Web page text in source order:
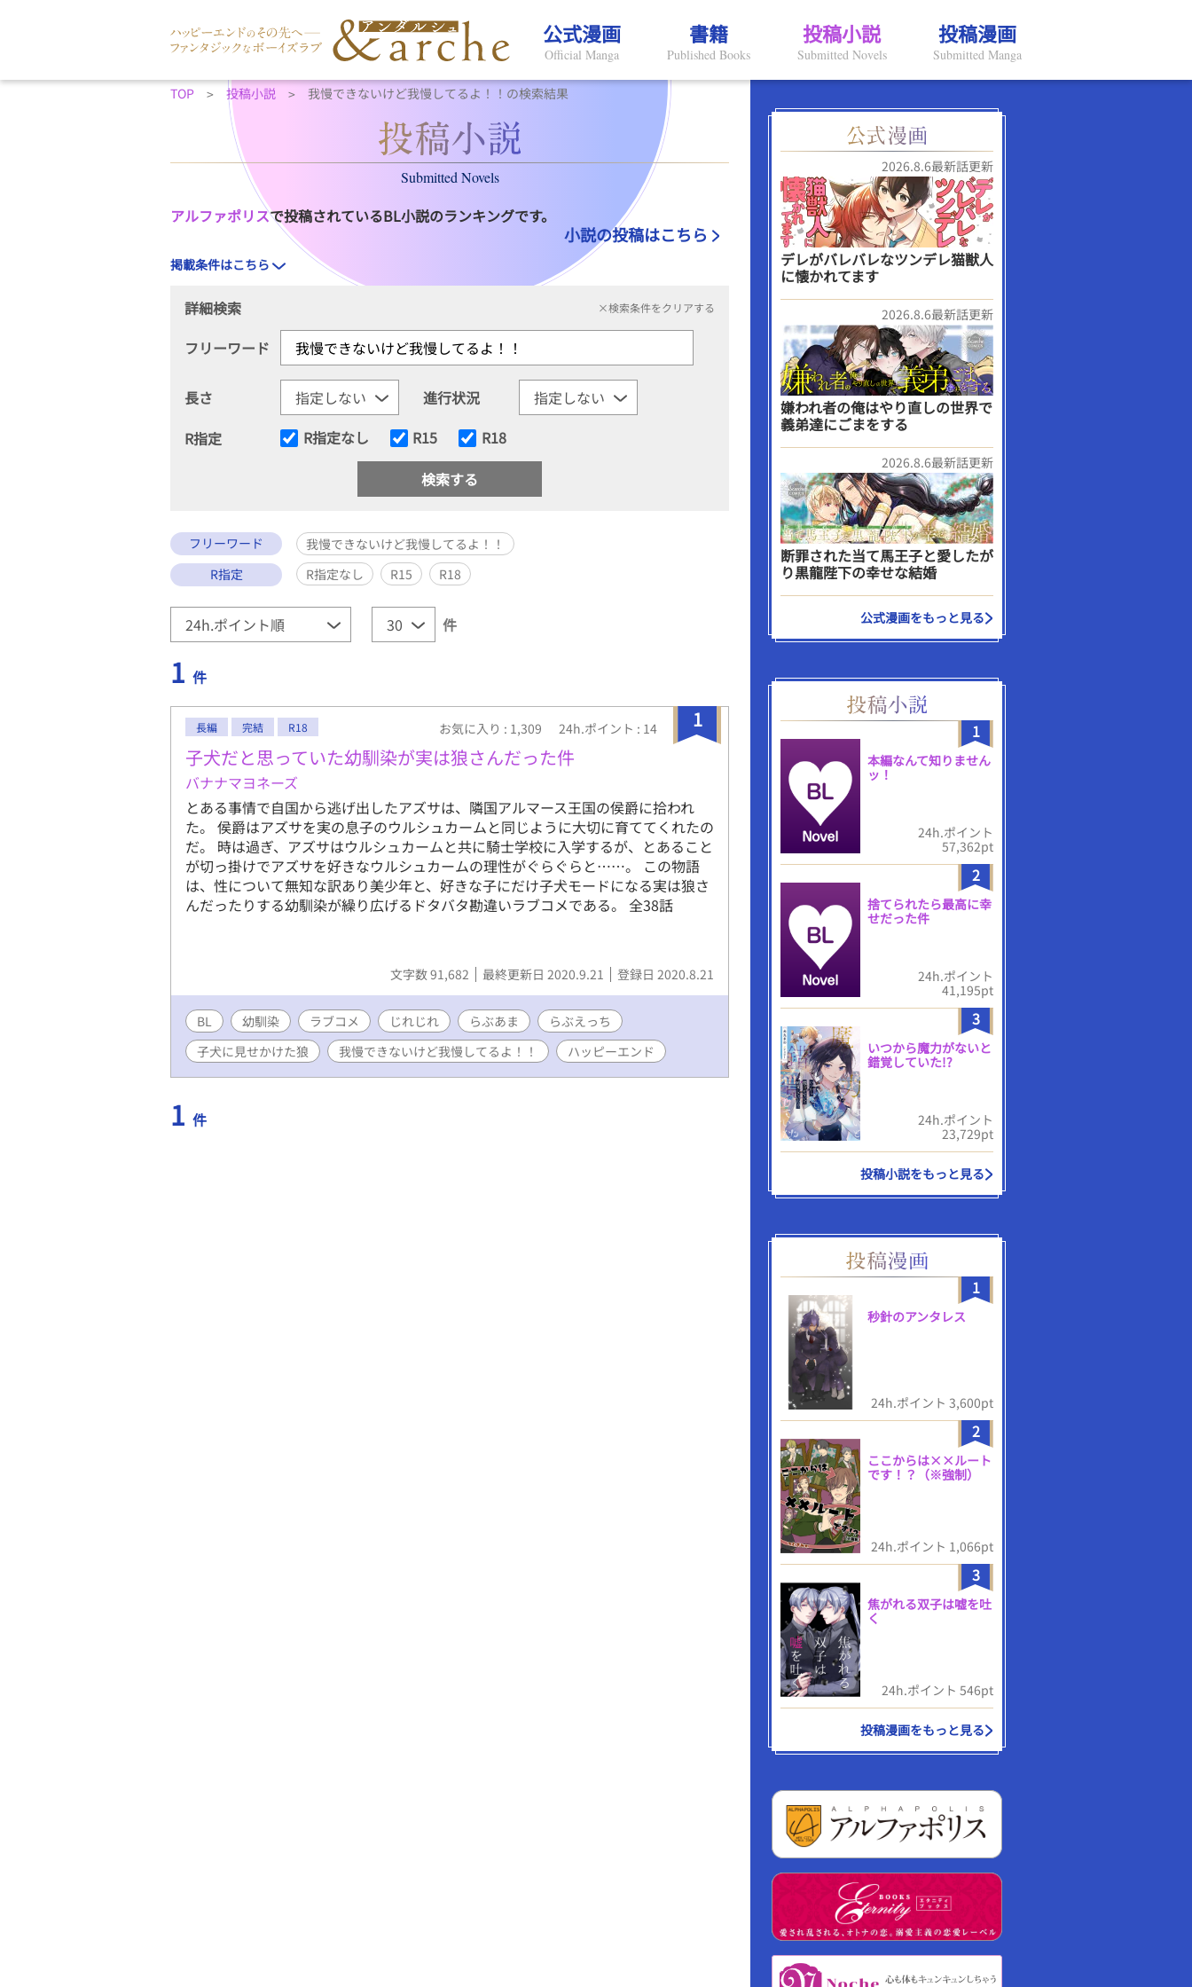
公式漫画
Official Manga
書籍
Published Books
投稿小説
Submitted Novels
投稿漫画
Submitted Manga
TOP 投稿小説 我慢できないけど我慢してるよ！！の検索結果
Submitted Novels
アルファポリスで投稿されているBL小説のランキングです。
小説の投稿はこちら
掲載条件はこちら
詳細検索 ×検索条件をクリアする
フリーワード
長さ
進行状況
R指定
R指定なし R15 R18
フリーワード
我慢できないけど我慢してるよ！！
R指定
R指定なし R15 R18
件
1 件
1
長編 完結 R18 お気に入り : 1,309 24h.ポイント : 14
子犬だと思っていた幼馴染が実は狼さんだった件
バナナマヨネーズ
とある事情で自国から逃げ出したアズサは、隣国アルマース王国の侯爵に拾われ
た。 侯爵はアズサを実の息子のウルシュカームと同じように大切に育ててくれたの
だ。 時は過ぎ、アズサはウルシュカームと共に騎士学校に入学するが、とあること
が切っ掛けでアズサを好きなウルシュカームの理性がぐらぐらと……。 この物語
は、性について無知な訳あり美少年と、好きな子にだけ子犬モードになる実は狼さ
んだったりする幼馴染が繰り広げるドタバタ勘違いラブコメである。 全38話
文字数 91,682 最終更新日 2020.9.21 登録日 2020.8.21
BL 幼馴染 ラブコメ じれじれ らぶあま
らぶえっち
子犬に見せかけた狼
我慢できないけど我慢してるよ！！ ハッピーエンド
1 件
2026.8.6最新話更新
デレがバレバレなツンデレ猫獣人
に懐かれてます
2026.8.6最新話更新
嫌われ者の俺はやり直しの世界で
義弟達にごまをする
2026.8.6最新話更新
断罪された当て馬王子と愛したが
り黒龍陛下の幸せな結婚
公式漫画をもっと見る
1
本編なんて知りません
ッ！
24h.ポイント
57,362pt
2
捨てられたら最高に幸
せだった件
24h.ポイント
41,195pt
3
いつから魔力がないと
錯覚していた!?
24h.ポイント
23,729pt
投稿小説をもっと見る
1
秒針のアンタレス
24h.ポイント 3,600pt
2
ここからは××ルート
です！？（※強制）
24h.ポイント 1,066pt
3
焦がれる双子は嘘を吐
く
24h.ポイント 546pt
投稿漫画をもっと見る